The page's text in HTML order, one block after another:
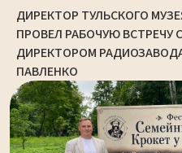
ДИРЕКТОР ТУЛЬСКОГО
ПРОВЕЛ РАБОЧУЮ ВСТРЕЧУ
ДИРЕКТОРОМ
ПАВЛЕНКО